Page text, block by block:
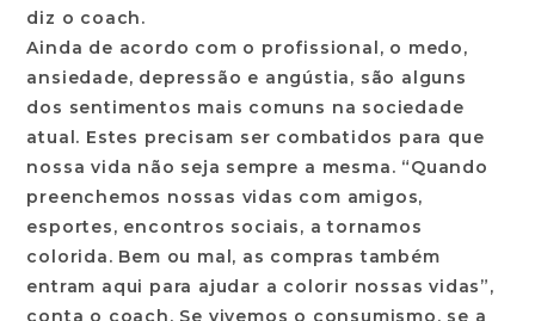
diz o coach.
Ainda de acordo com o profissional, o medo,
ansiedade, depressão e angústia, são alguns
dos sentimentos mais comuns na sociedade
atual. Estes precisam ser combatidos para que
nossa vida não seja sempre a mesma. “Quando
preenchemos nossas vidas com amigos,
esportes, encontros sociais, a tornamos
colorida. Bem ou mal, as compras também
entram aqui para ajudar a colorir nossas vidas”,
conta o coach. Se vivemos o consumismo, se a